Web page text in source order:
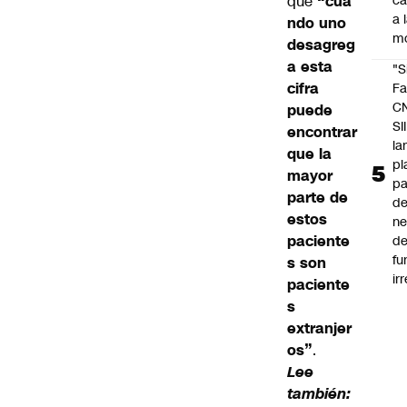
ndo uno
desagreg
a esta
cifra
puede
encontrar
que la
mayor
parte de
estos
paciente
s son
paciente
s
extranjer
os”.
Lee
también:
a
SII
de